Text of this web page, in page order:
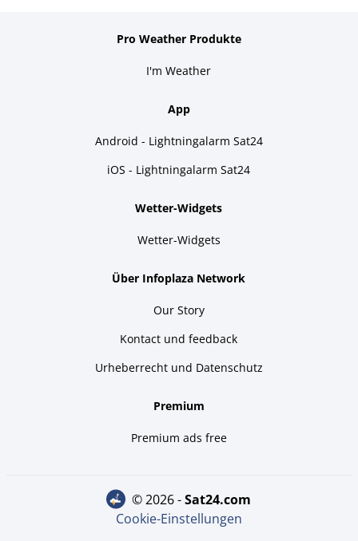
Pro Weather Produkte
I'm Weather
App
Android - Lightningalarm Sat24
iOS - Lightningalarm Sat24
Wetter-Widgets
Wetter-Widgets
Über Infoplaza Network
Our Story
Kontact und feedback
Urheberrecht und Datenschutz
Premium
Premium ads free
© 2026 - sat24.com
Cookie-Einstellungen